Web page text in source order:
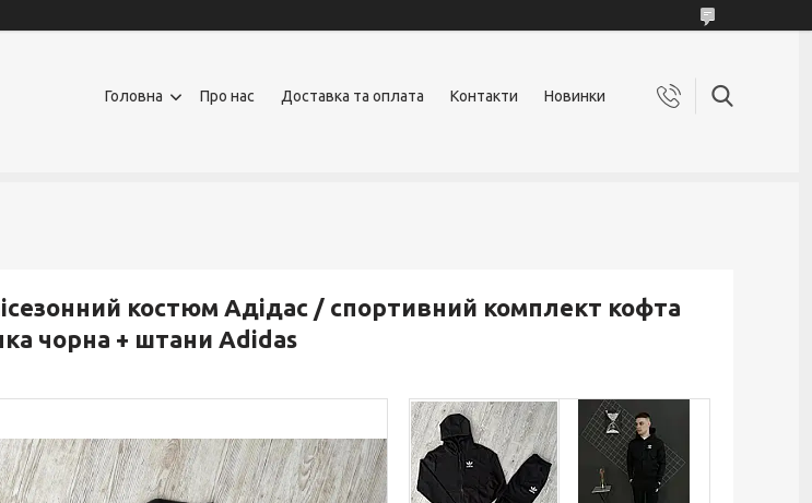
Головна Про нас Доставка та оплата Контакти Новинки
костюм Адідас / спортивний комплект кофта
чорна + штани Adidas